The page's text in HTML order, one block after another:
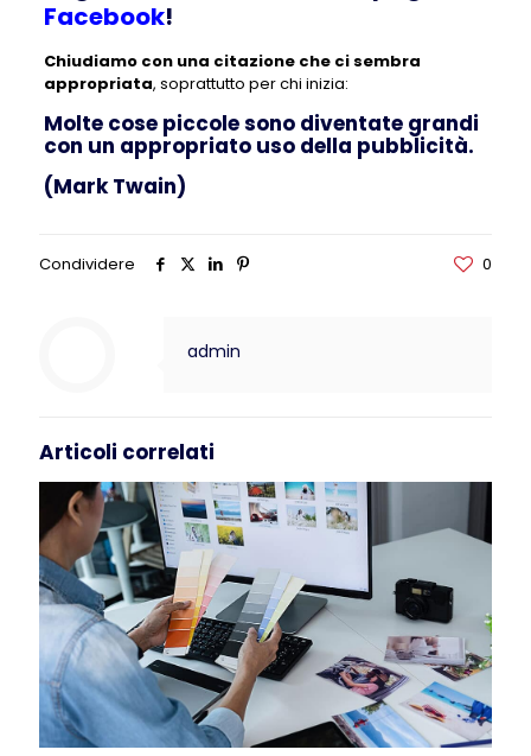
Facebook!
Chiudiamo con una citazione che ci sembra
appropriata, soprattutto per chi inizia:
Molte cose piccole sono diventate grandi
con un appropriato uso della pubblicità.
(Mark Twain)
Condividere 0
admin
Articoli correlati